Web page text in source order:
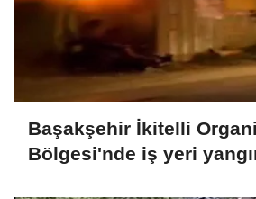
Başakşehir İkitelli
Bölgesi'nde iş yeri